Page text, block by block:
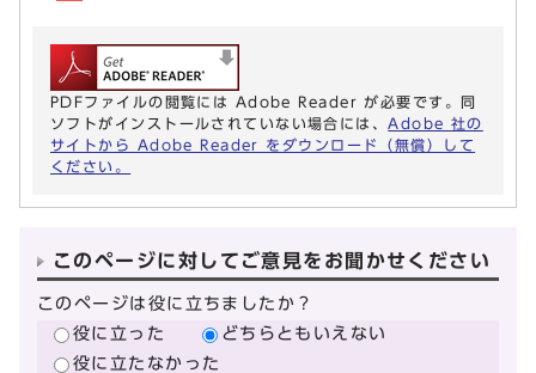
PDFファイルの閲覧には Adobe Reader が必要です。同
ソフトがインストールされていない場合には、Adobe 社の
サイトから Adobe Reader をダウンロード（無償）して
ください。
このページに対してご意見をお聞かせください
このページは役に立ちましたか？
役に立った
どちらともいえない
役に立たなかった